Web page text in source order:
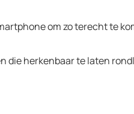
om zo terecht te
die herkenbaar te laten